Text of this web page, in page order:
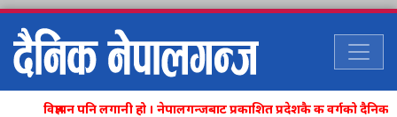
विज्ञापन पनि लगानी हो । नेपालगन्जबाट प्रकाशित प्रदेशकै क वर्गको